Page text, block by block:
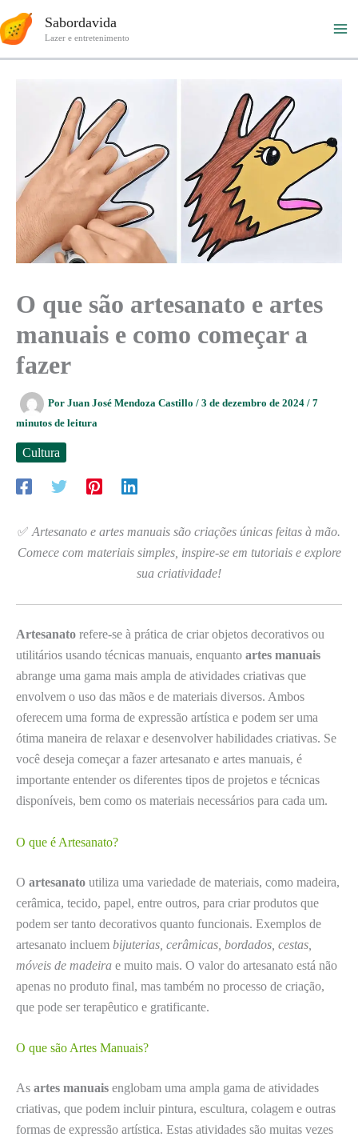
para
Sabordavida
Lazer e entretenimento
O que são artesanato e artes
manuais e como começar a
fazer
Por Juan José Mendoza Castillo / 3 de dezembro de 2024 / 7
minutos de leitura
Cultura
✅ Artesanato e artes manuais são criações únicas feitas à mão.
Comece com materiais simples, inspire-se em tutoriais e explore
sua criatividade!
Artesanato refere-se à prática de criar objetos decorativos ou
utilitários usando técnicas manuais, enquanto artes manuais
abrange uma gama mais ampla de atividades criativas que
envolvem o uso das mãos e de materiais diversos. Ambos
oferecem uma forma de expressão artística e podem ser uma
ótima maneira de relaxar e desenvolver habilidades criativas. Se
você deseja começar a fazer artesanato e artes manuais, é
importante entender os diferentes tipos de projetos e técnicas
disponíveis, bem como os materiais necessários para cada um.
O que é Artesanato?
O artesanato utiliza uma variedade de materiais, como madeira,
cerâmica, tecido, papel, entre outros, para criar produtos que
podem ser tanto decorativos quanto funcionais. Exemplos de
artesanato incluem bijuterias, cerâmicas, bordados, cestas,
móveis de madeira e muito mais. O valor do artesanato está não
apenas no produto final, mas também no processo de criação,
que pode ser terapêutico e gratificante.
O que são Artes Manuais?
As artes manuais englobam uma ampla gama de atividades
criativas, que podem incluir pintura, escultura, colagem e outras
formas de expressão artística. Estas atividades são muitas vezes